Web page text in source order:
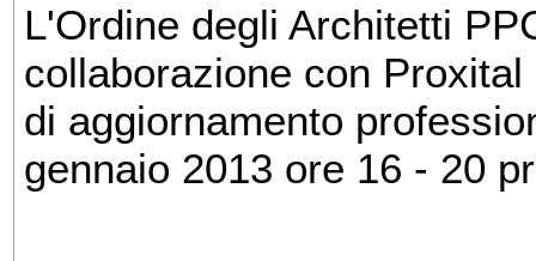
L'Ordine degli Architetti
collaborazione con
di aggiornamento
gennaio 2013 ore 16 - 20